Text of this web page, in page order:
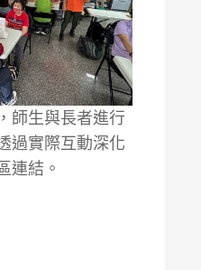
師生與長者進行
過實際互動深化
連結。